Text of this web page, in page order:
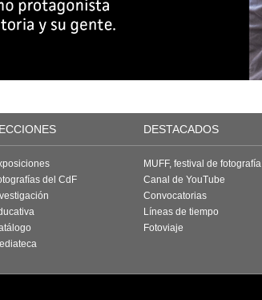
DESTACADOS
del CdF
MUFF, festival de fotografía
Canal de YouTube
Convocatorias
Líneas de tiempo
Fotoviaje